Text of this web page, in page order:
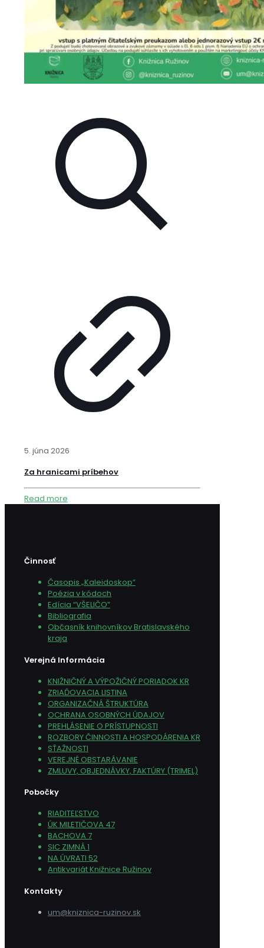
5. júna 2026
Za hranicami príbehov
Read more
Činnosť
Časopis „Kaleidoskop“
Poézia v kódoch
Edícia “VŠELIČO”
Bibliografia
Občasník knihovníkov Bratislavského
kraja
Verejná Informácia
KNIŽNIČNÝ A VÝPOŽIČNÝ PORIADOK KR
ZRIAĎOVACIA LISTINA
ORGANIZAČNÁ ŠTRUKTÚRA
OCHRANA OSOBNÝCH ÚDAJOV
PREHLÁSENIE O PRÍSTUPNOSTI
ROZBORY ČINNOSTI A HOSPODÁRENIA KR
SŤAŽNOSTI
VEREJNÉ OBSTARÁVANIE
ZMLUVY, OBJEDNÁVKY, FAKTÚRY (TRIMEL)
Pobočky
RIADITEĽSTVO
ÚK MILETIČOVA 47
BACHOVA 7
SIC ZIMNÁ 1
NA ÚVRATI 52
Antikvariát Knižnice Ružinov
Kontakty
um@kniznica-ruzinov.sk